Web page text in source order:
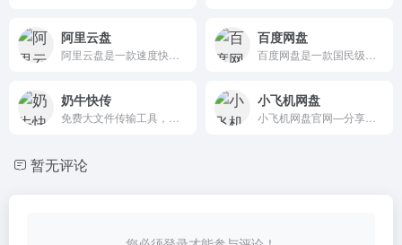
阿里云盘 百度网盘
奶牛快传 小飞机网盘
暂无评论